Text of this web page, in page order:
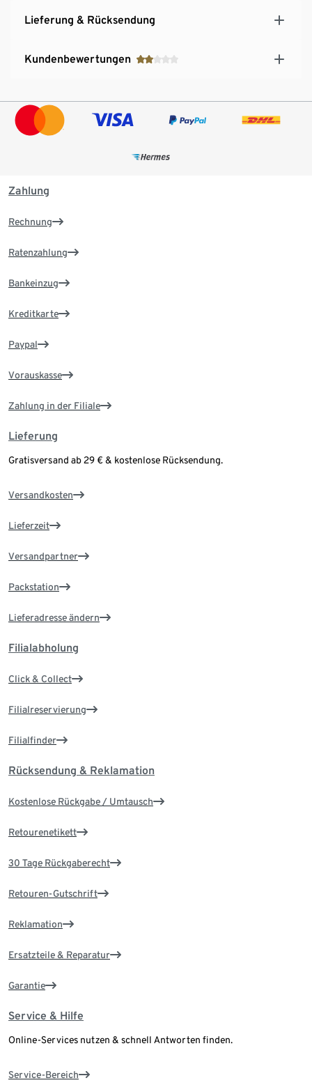
Lieferung & Rücksendung
Kundenbewertungen
Zahlung
Rechnung
Ratenzahlung
Bankeinzug
Kreditkarte
Paypal
Vorauskasse
Zahlung in der Filiale
Lieferung
Gratisversand ab 29 € & kostenlose Rücksendung.
Versandkosten
Lieferzeit
Versandpartner
Packstation
Lieferadresse ändern
Filialabholung
Click & Collect
Filialreservierung
Filialfinder
Rücksendung & Reklamation
Kostenlose Rückgabe / Umtausch
Retourenetikett
30 Tage Rückgaberecht
Retouren-Gutschrift
Reklamation
Ersatzteile & Reparatur
Garantie
Service & Hilfe
Online-Services nutzen & schnell Antworten finden.
Service-Bereich